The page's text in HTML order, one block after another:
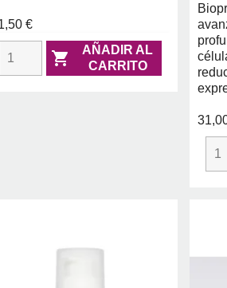
€

AÑADIR AL
CARRITO